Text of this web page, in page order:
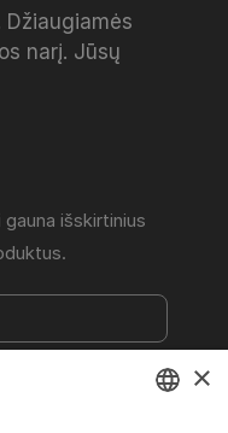
narį. Jūsų
išskirtinius
×